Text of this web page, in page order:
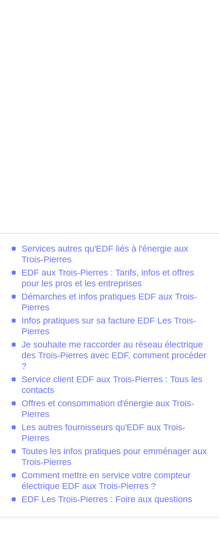
Services autres qu'EDF liés à l'énergie aux
Trois-Pierres
EDF aux Trois-Pierres : Tarifs, infos et offres
pour les pros et les entreprises
Démarches et infos pratiques EDF aux Trois-
Pierres
Infos pratiques sur sa facture EDF Les Trois-
Pierres
Je souhaite me raccorder au réseau électrique
des Trois-Pierres avec EDF, comment procéder
?
Service client EDF aux Trois-Pierres : Tous les
contacts
Offres et consommation d'énergie aux Trois-
Pierres
Les autres fournisseurs qu'EDF aux Trois-
Pierres
Toutes les infos pratiques pour emménager aux
Trois-Pierres
Comment mettre en service votre compteur
électrique EDF aux Trois-Pierres ?
EDF Les Trois-Pierres : Foire aux questions